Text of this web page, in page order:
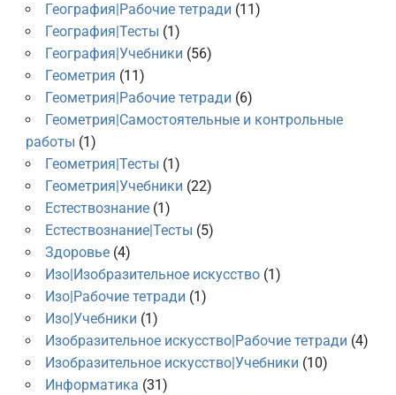
География|Рабочие тетради (11)
География|Тесты (1)
География|Учебники (56)
Геометрия (11)
Геометрия|Рабочие тетради (6)
Геометрия|Самостоятельные и контрольные
работы (1)
Геометрия|Тесты (1)
Геометрия|Учебники (22)
Естествознание(1)
Естествознание|Тесты (5)
Здоровье(4)
Изо|Изобразительное искусство(1)
Изо|Рабочие тетради (1)
Изо|Учебники (1)
Изобразительное искусство|Рабочие тетради (4)
Изобразительное искусство|Учебники (10)
Информатика (31)